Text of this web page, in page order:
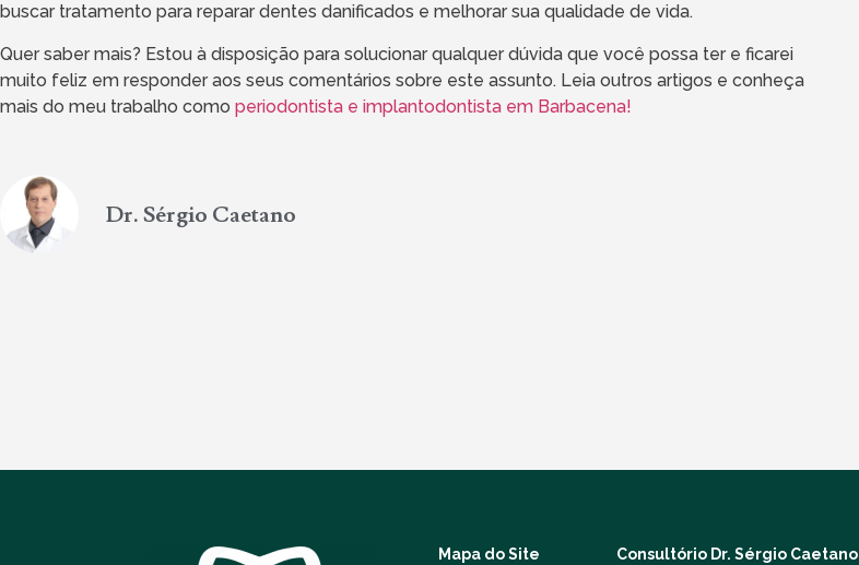
buscar tratamento para reparar dentes danificados e melhorar sua qualidade de vida.
Quer saber mais? Estou à disposição para solucionar qualquer dúvida que você possa ter e ficarei
muito feliz em responder aos seus comentários sobre este assunto. Leia outros artigos e conheça
mais do meu trabalho como periodontista e implantodontista em Barbacena!
Dr. Sérgio Caetano
Mapa do Site
Consultório Dr. Sérgio Caetano